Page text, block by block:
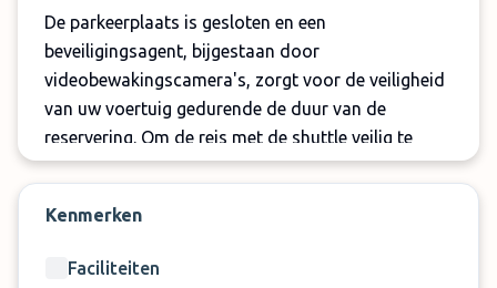
De parkeerplaats is gesloten en een
beveiligingsagent, bijgestaan door
videobewakingscamera's, zorgt voor de veiligheid
van uw voertuig gedurende de duur van de
reservering. Om de reis met de shuttle veilig te
maken, biedt de parkeerplaats stoelverhogers en
parkeerplaats over een laadstation voor
Kenmerken
Faciliteiten